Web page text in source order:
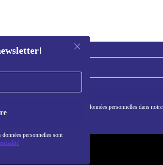
personnelles sont
S'inscrire
les informations sur l'utilisation des données personnelles dans notre
de confidentialité